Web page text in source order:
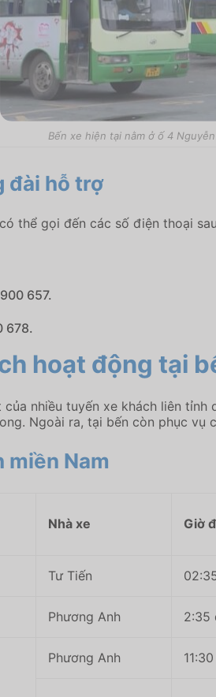
Bến xe hiện tại nằm ở ố 4
đài hỗ trợ
thể gọi đến các số điện thoại
657.
678.
hoạt động tại
nhiều tuyến xe khách liên
Ngoài ra, tại bến còn phục
miền Nam
Nhà xe Giờ
Tư Tiến
Phương Anh 2:35
Phương Anh 11:30